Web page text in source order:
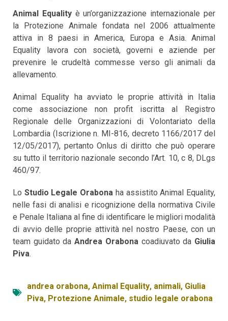
Animal Equalityè un’organizzazione internazionale per
la Protezione Animale fondata nel 2006 attualmente
attiva in 8 paesi in America, Europa e Asia. Animal
Equality lavora con società, governi e aziende per
prevenire le crudeltà commesse verso gli animali da
allevamento.
Animal Equality ha avviato le proprie attività in Italia
come associazione non profit iscritta al Registro
Regionale delle Organizzazioni di Volontariato della
Lombardia (Iscrizione n. MI-816, decreto 1166/2017 del
12/05/2017), pertanto Onlus di diritto che può operare
su tutto il territorio nazionale secondo l’Art. 10, c 8, DLgs
460/97.
Lo Studio Legale Orabona ha assistito Animal Equality,
nelle fasi di analisi e ricognizione della normativa Civile
e Penale Italiana al fine di identificare le migliori modalità
di avvio delle proprie attività nel nostro Paese, con un
team guidato da Andrea Orabona coadiuvato da Giulia
Piva.
andrea orabona, Animal Equality, animali, Giulia
Piva, Protezione Animale, studio legale orabona